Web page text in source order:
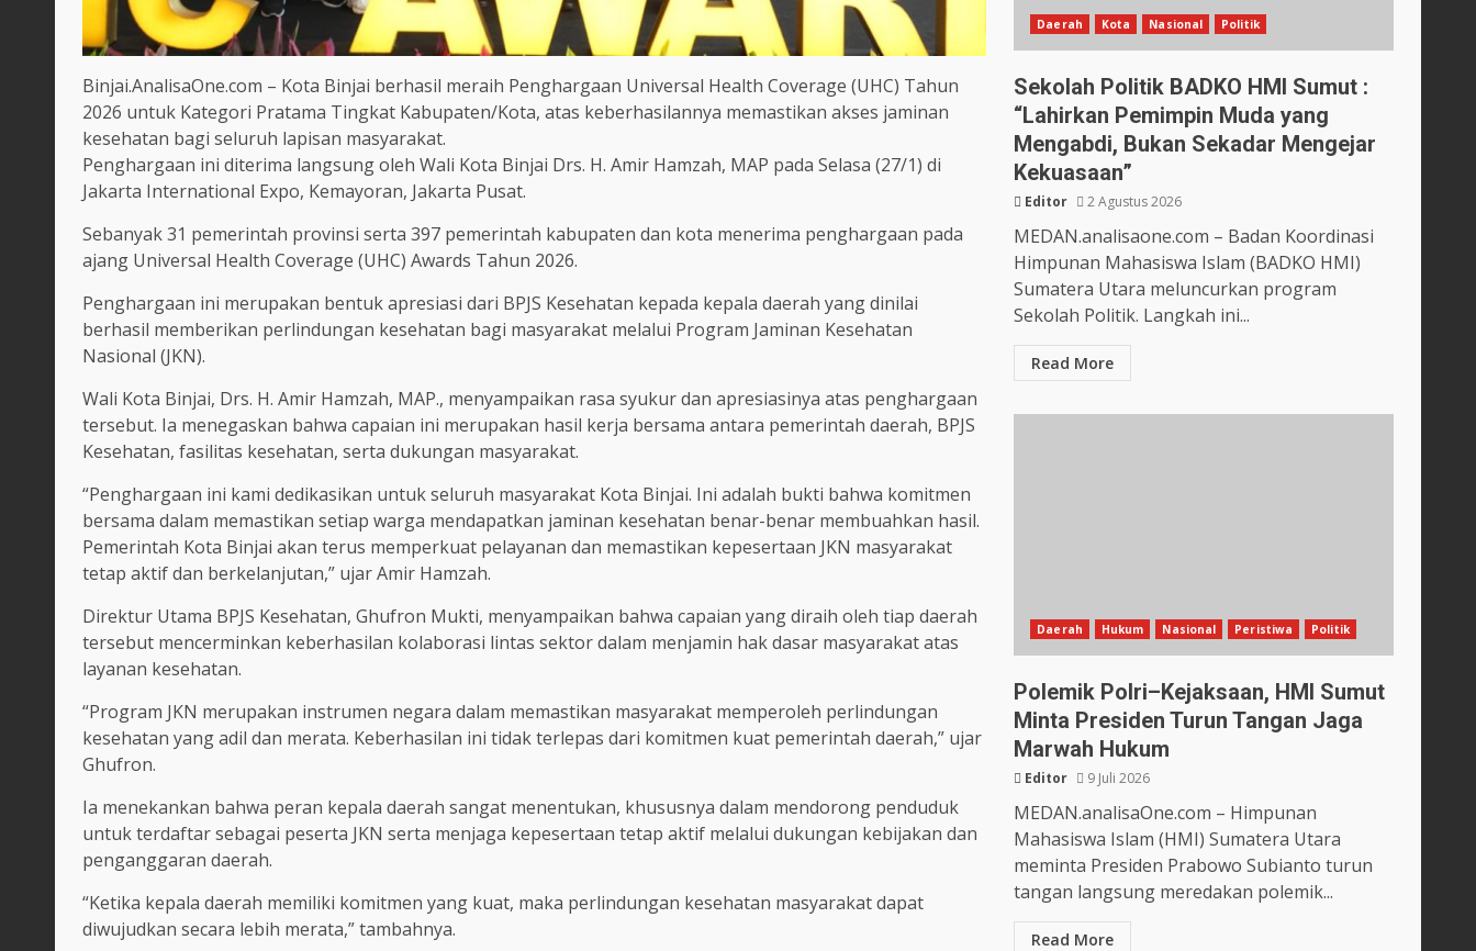
Binjai.AnalisaOne.com – Kota Binjai berhasil meraih Penghargaan Universal Health Coverage (UHC) Tahun
2026 untuk Kategori Pratama Tingkat Kabupaten/Kota, atas keberhasilannya memastikan akses jaminan
kesehatan bagi seluruh lapisan masyarakat.
Penghargaan ini diterima langsung oleh Wali Kota Binjai Drs. H. Amir Hamzah, MAP pada Selasa (27/1) di
Jakarta International Expo, Kemayoran, Jakarta Pusat.
Sebanyak 31 pemerintah provinsi serta 397 pemerintah kabupaten dan kota menerima penghargaan pada
ajang Universal Health Coverage (UHC) Awards Tahun 2026.
Penghargaan ini merupakan bentuk apresiasi dari BPJS Kesehatan kepada kepala daerah yang dinilai
berhasil memberikan perlindungan kesehatan bagi masyarakat melalui Program Jaminan Kesehatan
Nasional (JKN).
Wali Kota Binjai, Drs. H. Amir Hamzah, MAP., menyampaikan rasa syukur dan apresiasinya atas penghargaan
tersebut. Ia menegaskan bahwa capaian ini merupakan hasil kerja bersama antara pemerintah daerah, BPJS
Kesehatan, fasilitas kesehatan, serta dukungan masyarakat.
“Penghargaan ini kami dedikasikan untuk seluruh masyarakat Kota Binjai. Ini adalah bukti bahwa komitmen
bersama dalam memastikan setiap warga mendapatkan jaminan kesehatan benar-benar membuahkan hasil.
Pemerintah Kota Binjai akan terus memperkuat pelayanan dan memastikan kepesertaan JKN masyarakat
tetap aktif dan berkelanjutan,” ujar Amir Hamzah.
Direktur Utama BPJS Kesehatan, Ghufron Mukti, menyampaikan bahwa capaian yang diraih oleh tiap daerah
tersebut mencerminkan keberhasilan kolaborasi lintas sektor dalam menjamin hak dasar masyarakat atas
layanan kesehatan.
“Program JKN merupakan instrumen negara dalam memastikan masyarakat memperoleh perlindungan
kesehatan yang adil dan merata. Keberhasilan ini tidak terlepas dari komitmen kuat pemerintah daerah,” ujar
Ghufron.
Ia menekankan bahwa peran kepala daerah sangat menentukan, khususnya dalam mendorong penduduk
untuk terdaftar sebagai peserta JKN serta menjaga kepesertaan tetap aktif melalui dukungan kebijakan dan
penganggaran daerah.
“Ketika kepala daerah memiliki komitmen yang kuat, maka perlindungan kesehatan masyarakat dapat
diwujudkan secara lebih merata,” tambahnya.
Daerah Kota Nasional Politik
Sekolah Politik BADKO HMI Sumut :
“Lahirkan Pemimpin Muda yang
Mengabdi, Bukan Sekadar Mengejar
Kekuasaan”
Editor 2 Agustus 2026
MEDAN.analisaone.com – Badan Koordinasi
Himpunan Mahasiswa Islam (BADKO HMI)
Sumatera Utara meluncurkan program
Sekolah Politik. Langkah ini...
Read More
Daerah Hukum Nasional Peristiwa Politik
Polemik Polri–Kejaksaan, HMI Sumut
Minta Presiden Turun Tangan Jaga
Marwah Hukum
Editor 9 Juli 2026
MEDAN.analisaOne.com – Himpunan
Mahasiswa Islam (HMI) Sumatera Utara
meminta Presiden Prabowo Subianto turun
tangan langsung meredakan polemik...
Read More